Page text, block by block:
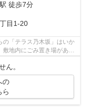
駅 徒歩7分
目1-20
の「テラス乃木坂」はいか
敷地内にごみ置き場がある
ん。
の
ら